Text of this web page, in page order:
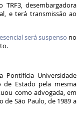
desembargadora
e terá transmissão ao
será suspenso no
Universidade
de Estado pela mesma
como advogada, em
de São Paulo, de 1989 a